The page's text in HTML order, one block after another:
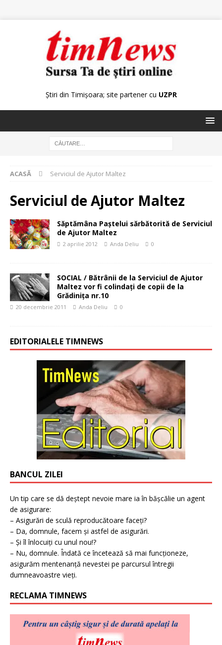
Știri din Timișoara; site partener cu UZPR
ACASĂ Serviciul de Ajutor Maltez
Serviciul de Ajutor Maltez
Săptămâna Paştelui sărbătorită de Serviciul
de Ajutor Maltez
2 aprilie 2012 Anda Deliu 0
SOCIAL / Bătrânii de la Serviciul de Ajutor
Maltez vor fi colindaţi de copii de la
Grădiniţa nr.10
20 decembrie 2011 Anda Deliu 0
EDITORIALELE TIMNEWS
BANCUL ZILEI
Un tip care se dă deștept nevoie mare ia în bășcălie un agent
de asigurare:
– Asigurări de sculă reproducătoare faceți?
– Da, domnule, facem și astfel de asigurări.
– Și îl înlocuiți cu unul nou!?
– Nu, domnule. Îndată ce încetează să mai funcționeze,
asigurăm mentenanță nevestei pe parcursul întregii
dumneavoastre vieți.
RECLAMA TIMNEWS